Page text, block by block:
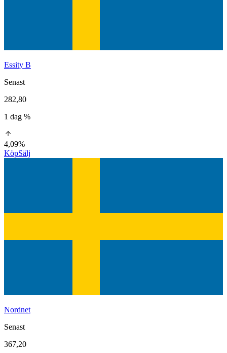
Essity B
Senast
282,80
1 dag %
4,09%
KöpSälj
Nordnet
Senast
367,20